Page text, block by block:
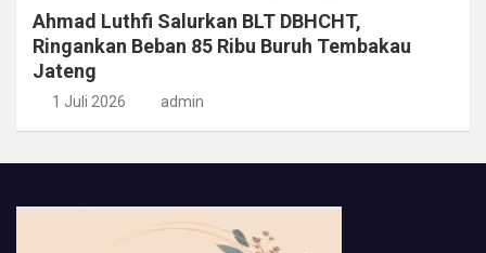
Ahmad Luthfi Salurkan BLT DBHCHT,
Ringankan Beban 85 Ribu Buruh Tembakau
Jateng
1 Juli 2026 admin